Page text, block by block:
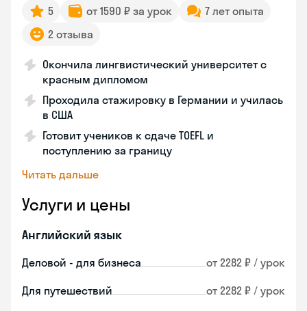
5 от 1590 ₽ за урок
7 лет опыта
2 отзыва
Окончила лингвистический университет с
красным дипломом
Проходила стажировку в Германии и училась
в США
Готовит учеников к сдаче TOEFL и
поступлению за границу
Читать дальше
Услуги и цены
Английский язык
Деловой - для бизнеса от 2282 ₽ / урок
Для путешествий от 2282 ₽ / урок